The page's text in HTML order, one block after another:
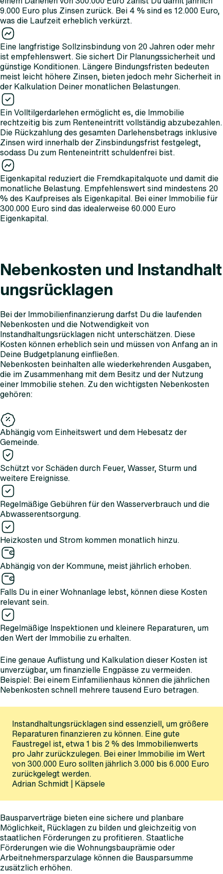
9.000 Euro plus Zinsen zurück. Bei 4 % sind es 12.000 Euro,
was die Laufzeit erheblich verkürzt.
Eine langfristige Sollzinsbindung von 20 Jahren oder mehr
ist empfehlenswert. Sie sichert Dir Planungssicherheit und
günstige Konditionen. Längere Bindungsfristen bedeuten
meist leicht höhere Zinsen, bieten jedoch mehr Sicherheit in
der Kalkulation Deiner monatlichen Belastungen.
Ein Volltilgerdarlehen ermöglicht es, die Immobilie
rechtzeitig bis zum Renteneintritt vollständig abzubezahlen.
Die Rückzahlung des gesamten Darlehensbetrags inklusive
Zinsen wird innerhalb der Zinsbindungsfrist festgelegt,
sodass Du zum Renteneintritt schuldenfrei bist.
Eigenkapital reduziert die Fremdkapitalquote und damit die
monatliche Belastung. Empfehlenswert sind mindestens 20
% des Kaufpreises als Eigenkapital. Bei einer Immobilie für
300.000 Euro sind das idealerweise 60.000 Euro
Eigenkapital.
Nebenkosten und Instandhalt
ungsrücklagen
Bei der Immobilienfinanzierung darfst Du die laufenden
Nebenkosten und die Notwendigkeit von
Instandhaltungsrücklagen nicht unterschätzen. Diese
Kosten können erheblich sein und müssen von Anfang an in
Deine Budgetplanung einfließen.
Nebenkosten beinhalten alle wiederkehrenden Ausgaben,
die im Zusammenhang mit dem Besitz und der Nutzung
einer Immobilie stehen. Zu den wichtigsten Nebenkosten
gehören:
Abhängig vom Einheitswert und dem Hebesatz der
Gemeinde.
Schützt vor Schäden durch Feuer, Wasser, Sturm und
weitere Ereignisse.
Regelmäßige Gebühren für den Wasserverbrauch und die
Abwasserentsorgung.
Heizkosten und Strom kommen monatlich hinzu.
Abhängig von der Kommune, meist jährlich erhoben.
Falls Du in einer Wohnanlage lebst, können diese Kosten
relevant sein.
Regelmäßige Inspektionen und kleinere Reparaturen, um
den Wert der Immobilie zu erhalten.
Eine genaue Auflistung und Kalkulation dieser Kosten ist
unverzügbar, um finanzielle Engpässe zu vermeiden.
Beispiel: Bei einem Einfamilienhaus können die jährlichen
Nebenkosten schnell mehrere tausend Euro betragen.
Instandhaltungsrücklagen sind essenziell, um größere
Reparaturen finanzieren zu können. Eine gute
Faustregel ist, etwa 1 bis 2 % des Immobilienwerts
pro Jahr zurückzulegen. Bei einer Immobilie im Wert
von 300.000 Euro sollten jährlich 3.000 bis 6.000 Euro
zurückgelegt werden.
Adrian Schmidt | Käpsele
Bausparverträge bieten eine sichere und planbare
Möglichkeit, Rücklagen zu bilden und gleichzeitig von
staatlichen Förderungen zu profitieren. Staatliche
Förderungen wie die Wohnungsbauprämie oder
Arbeitnehmersparzulage können die Bausparsumme
zusätzlich erhöhen.